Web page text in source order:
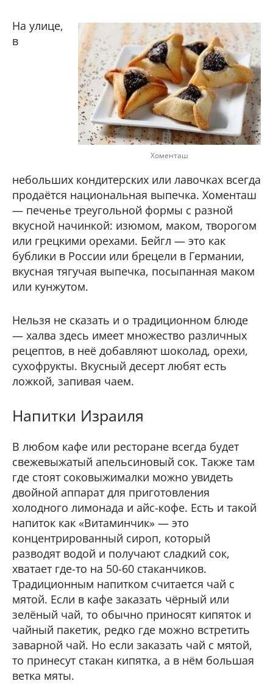
Хоменташ
На улице,
в
небольших кондитерских или лавочках всегда
продаётся национальная выпечка. Хоменташ
— печенье треугольной формы с разной
вкусной начинкой: изюмом, маком, творогом
или грецкими орехами. Бейгл — это как
бублики в России или брецели в Германии,
вкусная тягучая выпечка, посыпанная маком
или кунжутом.
Нельзя не сказать и о традиционном блюде
— халва здесь имеет множество различных
рецептов, в неё добавляют шоколад, орехи,
сухофрукты. Вкусный десерт любят есть
ложкой, запивая чаем.
Напитки Израиля
В любом кафе или ресторане всегда будет
свежевыжатый апельсиновый сок. Также там
где стоят соковыжималки можно увидеть
двойной аппарат для приготовления
холодного лимонада и айс-кофе. Есть и такой
напиток как «Витаминчик» — это
концентрированный сироп, который
разводят водой и получают сладкий сок,
хватает где-то на 50-60 стаканчиков.
Традиционным напитком считается чай с
мятой. Если в кафе заказать чёрный или
зелёный чай, то обычно приносят кипяток и
чайный пакетик, редко где можно встретить
заварной чай. Но если заказать чай с мятой,
то принесут стакан кипятка, а в нём большая
ветка мяты.